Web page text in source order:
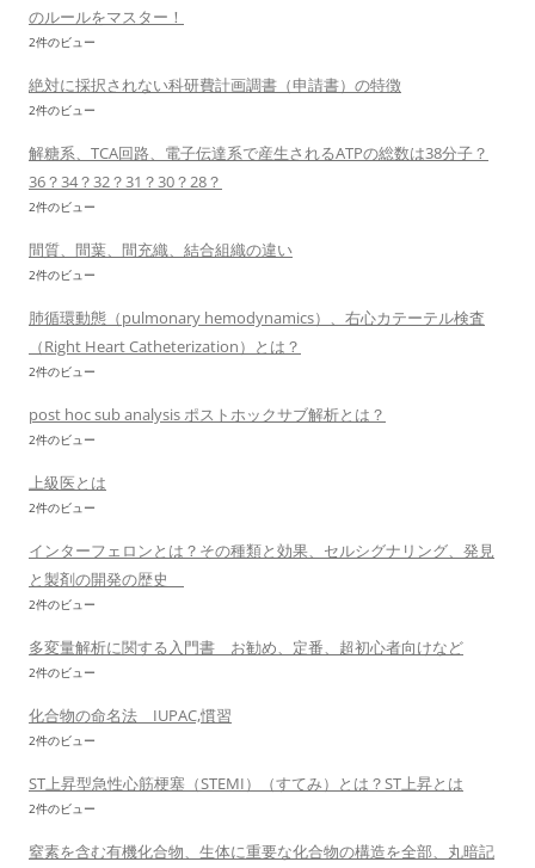
のルールをマスター！
2件のビュー
絶対に採択されない科研費計画調書（申請書）の特徴
2件のビュー
解糖系、TCA回路、電子伝達系で産生されるATPの総数は38分子？
36？34？32？31？30？28？
2件のビュー
間質、間葉、間充織、結合組織の違い
2件のビュー
肺循環動態（pulmonary hemodynamics）、右心カテーテル検査
（Right Heart Catheterization）とは？
2件のビュー
post hoc sub analysis ポストホックサブ解析とは？
2件のビュー
上級医とは
2件のビュー
インターフェロンとは？その種類と効果、セルシグナリング、発見
と製剤の開発の歴史
2件のビュー
多変量解析に関する入門書 お勧め、定番、超初心者向けなど
2件のビュー
化合物の命名法 IUPAC,慣習
2件のビュー
ST上昇型急性心筋梗塞（STEMI）（すてみ）とは？ST上昇とは
2件のビュー
窒素を含む有機化合物、生体に重要な化合物の構造を全部、丸暗記